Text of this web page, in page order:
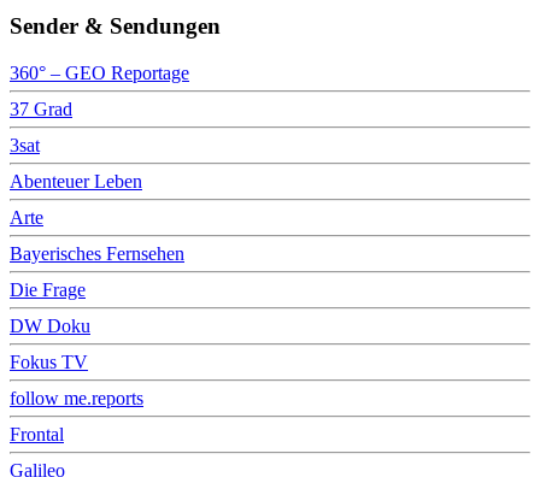
Sender & Sendungen
360° – GEO Reportage
37 Grad
3sat
Abenteuer Leben
Arte
Bayerisches Fernsehen
Die Frage
DW Doku
Fokus TV
follow me.reports
Frontal
Galileo